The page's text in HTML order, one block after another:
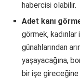
habercisi olabilir.
Adet kanı
görmek, kadınlar
günahlarından
yaşayacağına,
bir işe gireceğine